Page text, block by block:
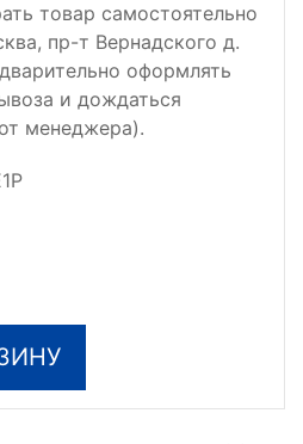
товар самостоятельно
пр-т Вернадского д.
оформлять
и дождаться
менеджера).